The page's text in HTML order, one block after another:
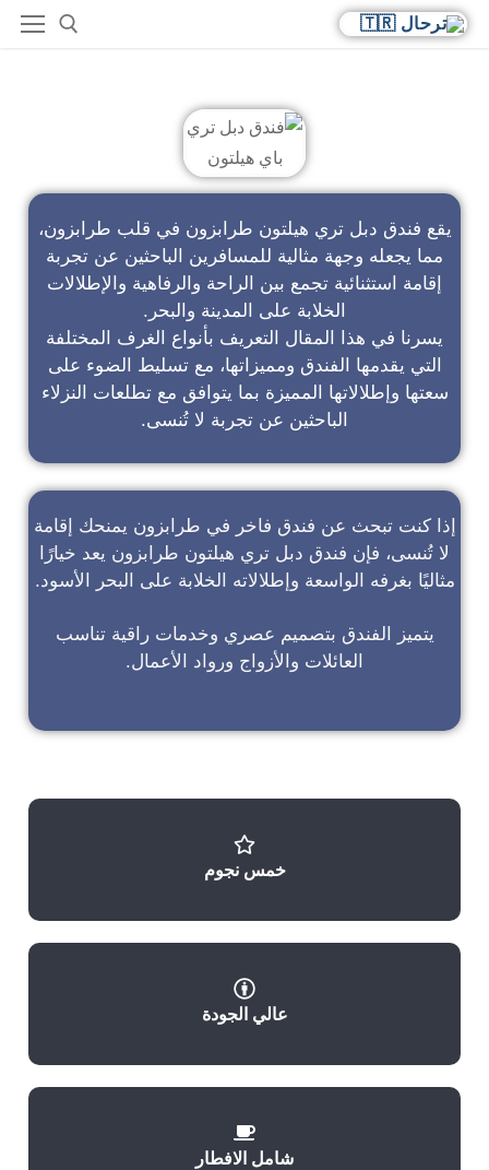
يقع فندق دبل تري هيلتون طرابزون في قلب طرابزون،
مما يجعله وجهة مثالية للمسافرين الباحثين عن تجربة
إقامة استثنائية تجمع بين الراحة والرفاهية والإطلالات
الخلابة على المدينة والبحر.
يسرنا في هذا المقال التعريف بأنواع الغرف المختلفة
التي يقدمها الفندق ومميزاتها، مع تسليط الضوء على
سعتها وإطلالاتها المميزة بما يتوافق مع تطلعات النزلاء
الباحثين عن تجربة لا تُنسى.
إذا كنت تبحث عن فندق فاخر في طرابزون يمنحك إقامة
لا تُنسى، فإن فندق دبل تري هيلتون طرابزون يعد خيارًا
مثاليًا بغرفه الواسعة وإطلالاته الخلابة على البحر الأسود.
يتميز الفندق بتصميم عصري وخدمات راقية تناسب
العائلات والأزواج ورواد الأعمال.
خمس نجوم
عالي الجودة
شامل الافطار